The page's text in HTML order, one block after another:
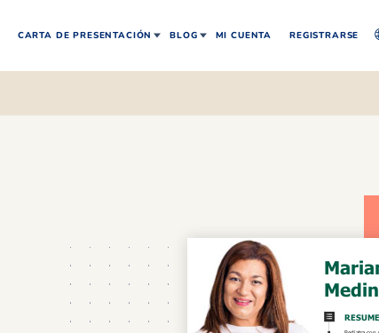
CARTA DE PRESENTACIÓN BLOG MI CUENTA REGISTRARSE